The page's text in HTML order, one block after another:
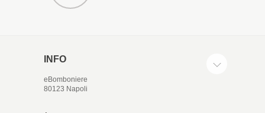
INFO
eBomboniere
80123 Napoli